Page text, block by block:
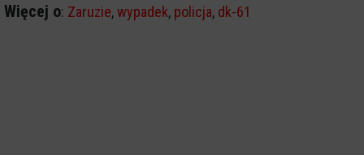
Więcej o: Zaruzie,wypadek, policja, dk-61